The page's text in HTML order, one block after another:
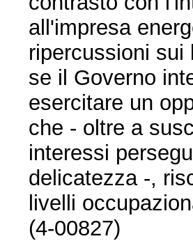
all'impresa
ripercussioni sui
se il Governo
esercitare un
che - oltre a
interessi
delicatezza -,
livelli
(4-00827)